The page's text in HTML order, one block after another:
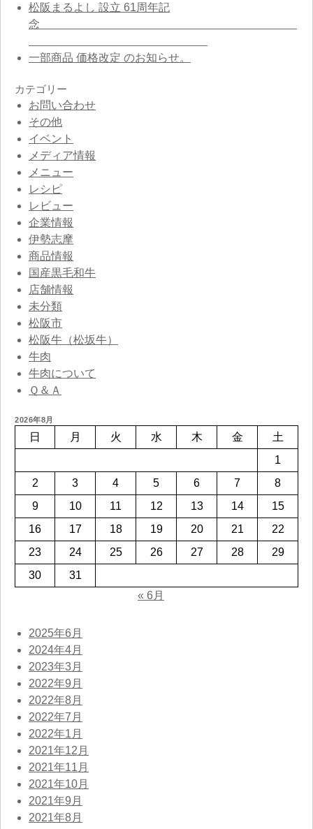
松阪まるよし 設立 61周年記
念
一部商品 価格改定 のお知らせ。
カテゴリー
お問い合わせ
その他
イベント
メディア情報
メニュー
レシピ
レビュー
企業情報
伊勢志摩
商品情報
国産黒毛和牛
店舗情報
未分類
松阪市
松阪牛（松坂牛）
牛肉
牛肉について
Ｑ＆Ａ
2026年8月
日 月 火 水 木 金
土
1
2
3 4 5 6 7
8
9
10 11 12 13 14
15
16
17 18 19 20 21
22
23
24 25 26 27 28
29
30
31
« 6月
2025年6月
2024年4月
2023年3月
2022年9月
2022年8月
2022年7月
2022年1月
2021年12月
2021年11月
2021年10月
2021年9月
2021年8月